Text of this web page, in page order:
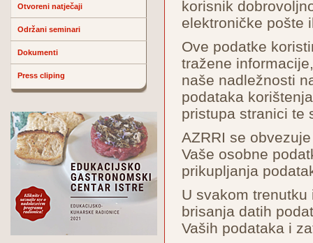
Otvoreni natječaji
Održani seminari
Dokumenti
Press cliping
korisnik
elektroničke pošte
Ove podatke
tražene
naše nadležnosti
podataka
pristupa stranici te
AZRRI se
Vaše osobne
prikupljanja
U svakom
brisanja datih
Vaših podataka i